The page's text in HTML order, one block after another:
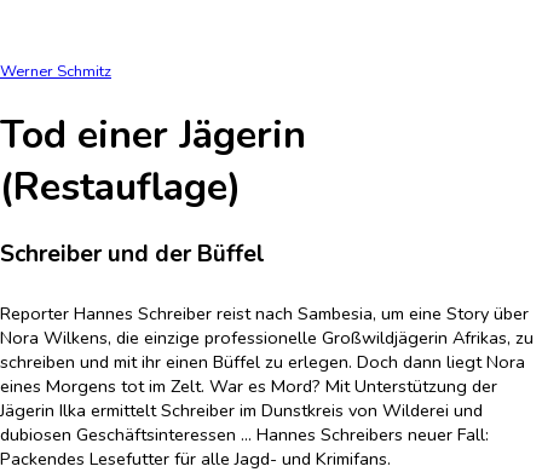
Werner Schmitz
Tod einer Jägerin
(Restauflage)
Schreiber und der Büffel
Reporter Hannes Schreiber reist nach Sambesia, um eine Story über
Nora Wilkens, die einzige professionelle Großwildjägerin Afrikas, zu
schreiben und mit ihr einen Büffel zu erlegen. Doch dann liegt Nora
eines Morgens tot im Zelt. War es Mord? Mit Unterstützung der
Jägerin Ilka ermittelt Schreiber im Dunstkreis von Wilderei und
dubiosen Geschäftsinteressen ... Hannes Schreibers neuer Fall:
Packendes Lesefutter für alle Jagd- und Krimifans.